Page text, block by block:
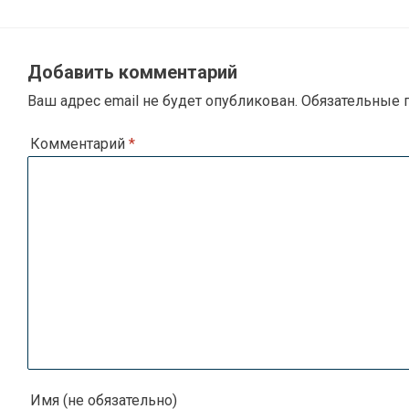
Добавить комментарий
Ваш адрес email не будет опубликован. Обязательные
Комментарий *
Имя (не обязательно)